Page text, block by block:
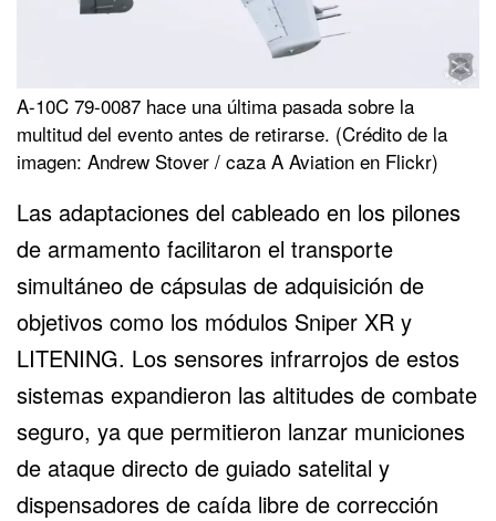
A-10C 79-0087 hace una última pasada sobre la
multitud del evento antes de retirarse. (Crédito de la
imagen: Andrew Stover / caza A Aviation en Flickr)
Las adaptaciones del cableado en los pilones
de armamento facilitaron el transporte
simultáneo de cápsulas de adquisición de
objetivos como los módulos Sniper XR y
LITENING. Los sensores infrarrojos de estos
sistemas expandieron las altitudes de combate
seguro, ya que permitieron lanzar municiones
de ataque directo de guiado satelital y
dispensadores de caída libre de corrección